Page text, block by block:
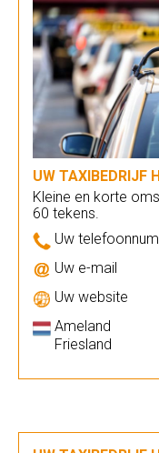
UW TAXIBEDRIJF
Kleine en korte
60 tekens.
Uw
Uw e-mail
Uw website
Ameland
Friesland